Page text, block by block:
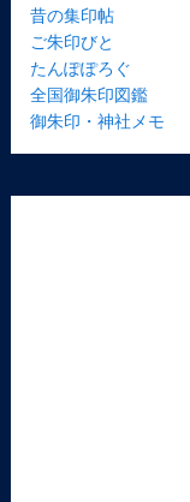
昔の集印帖
ご朱印びと
たんぽぽろぐ
全国御朱印図鑑
御朱印・神社メモ